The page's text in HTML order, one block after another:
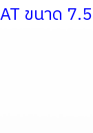
ขนาด